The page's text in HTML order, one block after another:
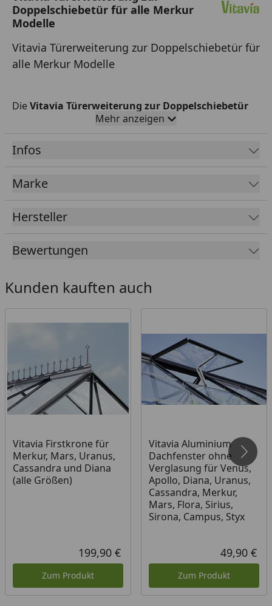
Doppelschiebetür für alle Merkur
Modelle
Vitavia Türerweiterung zur Doppelschiebetür für
alle Merkur Modelle
DieVitavia Türerweiterung zur Doppelschiebetür
für alle Merkur Modelle mit HKP
Verglasungverschafft Ihnen einen breiteren Zugang
zu Ihrem Gewächshaus.
sich eine Doppelschiebetür: B x H = 122 x 175 cm
Packmaße: 180 x 9 x 7,5 cm - 3,6 kg
Vitavia Sicherheitsdatenblatt
Mehr anzeigen
Infos
Marke
Hersteller
Bewertungen
Kunden kauften auch
Vitavia Firstkrone für
Merkur, Mars, Uranus,
Cassandra und Diana
(alle Größen)
Aktueller Preis
199,90 €
Zum Produkt
Vitavia Aluminium
Dachfenster ohne
Verglasung für Venus,
Apollo, Diana, Uranus,
Cassandra, Merkur,
Mars, Flora, Sirius,
Sirona, Campus, Styx
49,90 €
Zum Produkt